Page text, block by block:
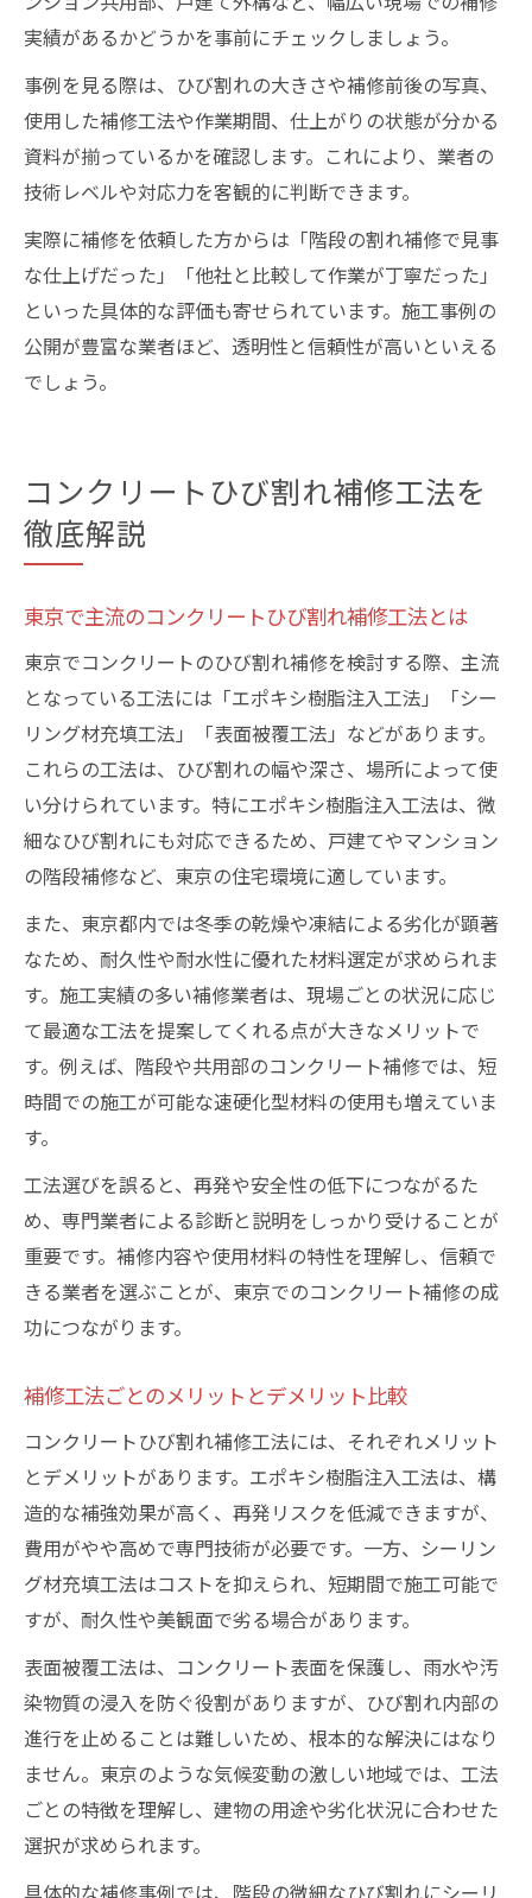
実績があるかどうかを事前にチェックしましょう。
事例を見る際は、ひび割れの大きさや補修前後の写真、
使用した補修工法や作業期間、仕上がりの状態が分かる
資料が揃っているかを確認します。これにより、業者の
技術レベルや対応力を客観的に判断できます。
実際に補修を依頼した方からは「階段の割れ補修で見事
な仕上げだった」「他社と比較して作業が丁寧だった」
といった具体的な評価も寄せられています。施工事例の
公開が豊富な業者ほど、透明性と信頼性が高いといえる
でしょう。
コンクリートひび割れ補修工法を
徹底解説
東京で主流のコンクリートひび割れ補修工法とは
東京でコンクリートのひび割れ補修を検討する際、主流
となっている工法には「エポキシ樹脂注入工法」「シー
リング材充填工法」「表面被覆工法」などがあります。
これらの工法は、ひび割れの幅や深さ、場所によって使
い分けられています。特にエポキシ樹脂注入工法は、微
細なひび割れにも対応できるため、戸建てやマンション
の階段補修など、東京の住宅環境に適しています。
また、東京都内では冬季の乾燥や凍結による劣化が顕著
なため、耐久性や耐水性に優れた材料選定が求められま
す。施工実績の多い補修業者は、現場ごとの状況に応じ
て最適な工法を提案してくれる点が大きなメリットで
す。例えば、階段や共用部のコンクリート補修では、短
時間での施工が可能な速硬化型材料の使用も増えていま
す。
工法選びを誤ると、再発や安全性の低下につながるた
め、専門業者による診断と説明をしっかり受けることが
重要です。補修内容や使用材料の特性を理解し、信頼で
きる業者を選ぶことが、東京でのコンクリート補修の成
功につながります。
補修工法ごとのメリットとデメリット比較
コンクリートひび割れ補修工法には、それぞれメリット
とデメリットがあります。エポキシ樹脂注入工法は、構
造的な補強効果が高く、再発リスクを低減できますが、
費用がやや高めで専門技術が必要です。一方、シーリン
グ材充填工法はコストを抑えられ、短期間で施工可能で
すが、耐久性や美観面で劣る場合があります。
表面被覆工法は、コンクリート表面を保護し、雨水や汚
染物質の浸入を防ぐ役割がありますが、ひび割れ内部の
進行を止めることは難しいため、根本的な解決にはなり
ません。東京のような気候変動の激しい地域では、工法
ごとの特徴を理解し、建物の用途や劣化状況に合わせた
選択が求められます。
具体的な補修事例では、階段の微細なひび割れにシーリ